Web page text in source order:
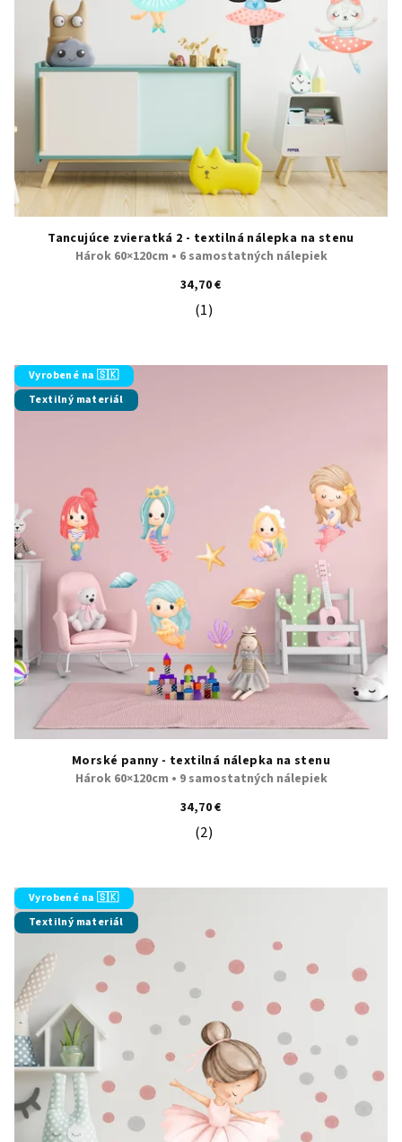
Tancujúce zvieratká 2 - textilná nálepka na stenu
Hárok 60×120cm • 6 samostatných nálepiek
34,70 €
Priemerné hodnotenie produktu
(1)
Vyrobené na 🇸🇰
Textilný materiál
Morské panny - textilná nálepka na stenu
Hárok 60×120cm • 9 samostatných nálepiek
34,70 €
Priemerné hodnotenie produktu
(2)
Vyrobené na 🇸🇰
Textilný materiál